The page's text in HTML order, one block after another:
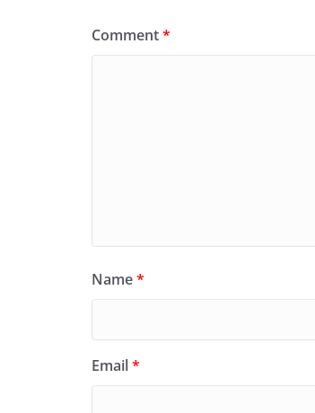
Comment*
Name*
Email*